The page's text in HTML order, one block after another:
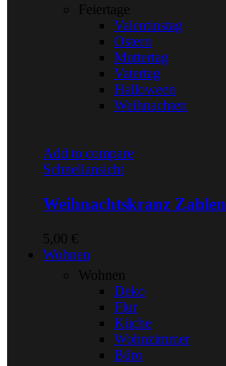
Feiertage
Valentinstag
Ostern
Muttertag
Vatertag
Halloween
Weihnachten
Add to compare
Schnellansicht
Weihnachtskranz Zahlen
5,00 €
Wohnen
Wohnen
Deko
Flur
Küche
Wohnzimmer
Büro